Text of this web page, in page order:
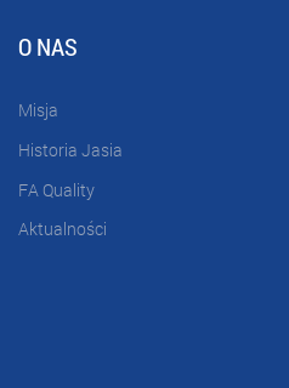
O NAS
Misja
Historia Jasia
FA Quality
Aktualności